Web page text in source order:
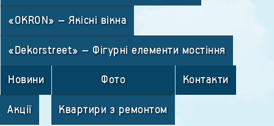
«OKRON» – Якісні вікна
«Dekorstreet» – Фігурні елементи мостіння
Новини
Акції
Фото
Квартири з ремонтом
Контакти